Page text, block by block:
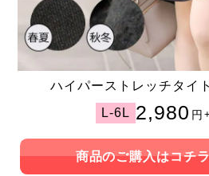
ハイパーストレッチタイ
L-6L 2,980 円
商品のご購入はコチ